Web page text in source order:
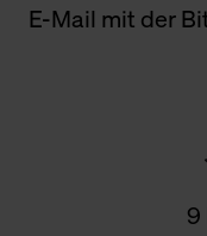
E-Mail mit der
9